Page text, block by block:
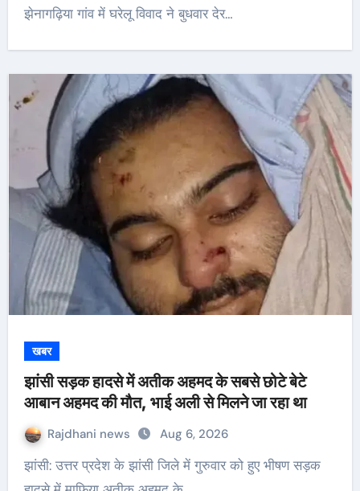
झेनागढ़िया गांव में घरेलू विवाद ने बुधवार देर…
खबर
झांसी सड़क हादसे में अतीक अहमद के सबसे छोटे बेटे
आबान अहमद की मौत, भाई अली से मिलने जा रहा था
Rajdhani news Aug 6, 2026
झांसी: उत्तर प्रदेश के झांसी जिले में गुरुवार को हुए भीषण सड़क